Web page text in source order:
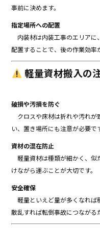
事前に決めます。
指定場所への配置
内装材は内装工事のエリアに
配置することで、後の作業効率
軽量資材搬入の
破損や汚損を防ぐ
クロスや床材は折れや汚れが
い、置き場所にも注意が必要で
資材の混在防止
軽量資材は種類が細かく、似
けながら運ぶことが大切です。
安全確保
軽量といえど量が多くなれば
散乱すれば転倒事故につながる